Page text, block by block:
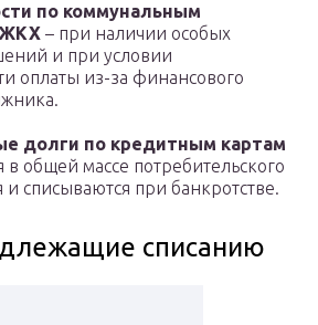
по коммунальным
ЖКХ – при наличии особых
и при условии
оплаты из-за финансового
долги по кредитным картам
в общей массе потребительского
и списываются при банкротстве.
списанию